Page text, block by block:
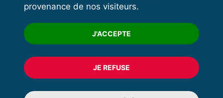
provenance de nos visiteurs.
J'ACCEPTE
JE REFUSE
Trouver un club
Formation
© 2020 FFFORCE Tous droits réservés
Mentions légales